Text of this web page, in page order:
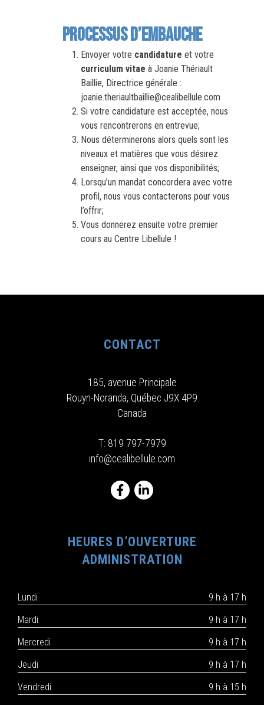
Processus d’embauche
Envoyer votre candidature et votre
curriculum vitae à Joanie Thériault
Baillie, Directrice générale :
joanie.theriaultbaillie@cealibellule.com
Si votre candidature est acceptée, nous
vous rencontrerons en entrevue;
Nous déterminerons alors quels sont les
niveaux et matières que vous désirez
enseigner, ainsi que vos disponibilités;
Lorsqu’un mandat concordera avec votre
profil, nous vous contacterons pour vous
l’offrir;
Vous donnerez ensuite votre premier
cours au Centre Libellule !
CONTACT
185, avenue Principale
Rouyn-Noranda, Québec J9X 4P9
Canada
T: 819 797-7979
info@cealibellule.com
HEURES D’OUVERTURE
ADMINISTRATION
Lundi
9 h à 17 h
Mardi
9 h à 17 h
Mercredi
9 h à 17 h
Jeudi
9 h à 17 h
Vendredi
9 h à 15 h